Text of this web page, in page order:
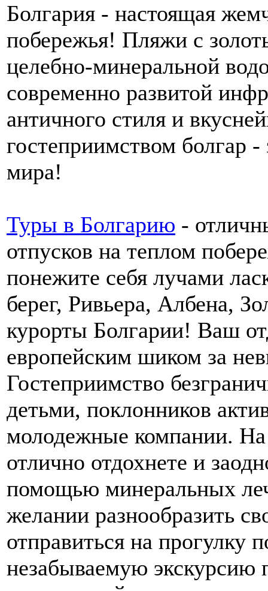
Болгария - настоящая
побережья! Пляжи с
целебно-минеральной
современно развитой
античного стиля и
гостеприимством болгар -
мира!
Туры в Болгарию -
отпусков на теплом
понежите себя лучами
берег, Ривьера, Албена,
курорты Болгарии! Ваш
европейским шиком за
Гостеприимство
детьми, поклонников
молодежные компании.
отлично отдохнете и
помощью минеральных
желании разнообразить
отправиться на прогулку
незабываемую экскурсию